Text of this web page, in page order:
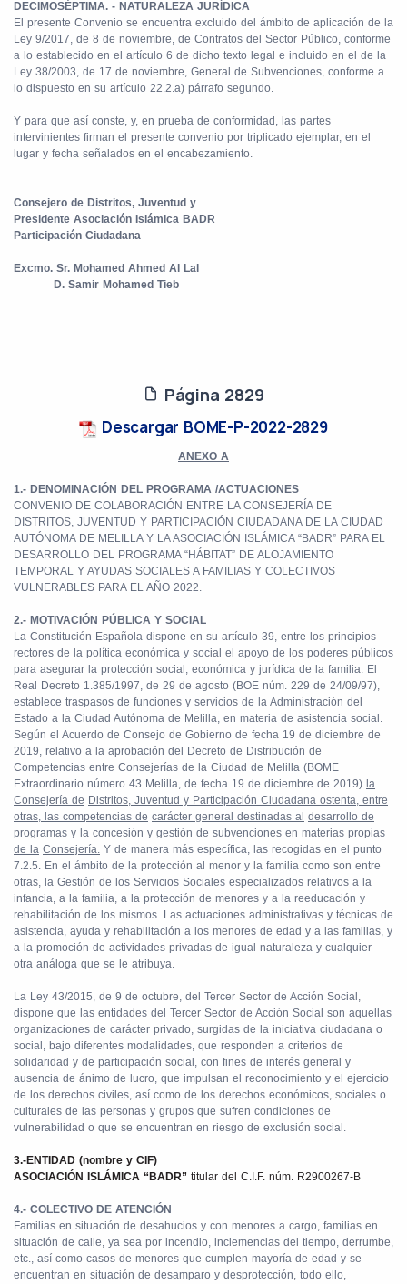
DECIMOSÉPTIMA. - NATURALEZA JURÍDICA
El presente Convenio se encuentra excluido del ámbito de aplicación de la
Ley 9/2017, de 8 de noviembre, de Contratos del Sector Público, conforme
a lo establecido en el artículo 6 de dicho texto legal e incluido en el de la
Ley 38/2003, de 17 de noviembre, General de Subvenciones, conforme a
lo dispuesto en su artículo 22.2.a) párrafo segundo.
Y para que así conste, y, en prueba de conformidad, las partes
intervinientes firman el presente convenio por triplicado ejemplar, en el
lugar y fecha señalados en el encabezamiento.
Consejero de Distritos, Juventud y
Presidente Asociación Islámica BADR
Participación Ciudadana
Excmo. Sr. Mohamed Ahmed Al Lal
D. Samir Mohamed Tieb
Página 2829
Descargar BOME-P-2022-2829
ANEXO A
1.- DENOMINACIÓN DEL PROGRAMA /ACTUACIONES
CONVENIO DE COLABORACIÓN ENTRE LA CONSEJERÍA DE
DISTRITOS, JUVENTUD Y PARTICIPACIÓN CIUDADANA DE LA CIUDAD
AUTÓNOMA DE MELILLA Y LA ASOCIACIÓN ISLÁMICA “BADR” PARA EL
DESARROLLO DEL PROGRAMA “HÁBITAT” DE ALOJAMIENTO
TEMPORAL Y AYUDAS SOCIALES A FAMILIAS Y COLECTIVOS
VULNERABLES PARA EL AÑO 2022.
2.- MOTIVACIÓN PÚBLICA Y SOCIAL
La Constitución Española dispone en su artículo 39, entre los principios
rectores de la política económica y social el apoyo de los poderes públicos
para asegurar la protección social, económica y jurídica de la familia. El
Real Decreto 1.385/1997, de 29 de agosto (BOE núm. 229 de 24/09/97),
establece traspasos de funciones y servicios de la Administración del
Estado a la Ciudad Autónoma de Melilla, en materia de asistencia social.
Según el Acuerdo de Consejo de Gobierno de fecha 19 de diciembre de
2019, relativo a la aprobación del Decreto de Distribución de
Competencias entre Consejerías de la Ciudad de Melilla (BOME
Extraordinario número 43 Melilla, de fecha 19 de diciembre de 2019) la
Consejería de Distritos, Juventud y Participación Ciudadana ostenta, entre
otras, las competencias de carácter general destinadas al desarrollo de
programas y la concesión y gestión de subvenciones en materias propias
de la Consejería. Y de manera más específica, las recogidas en el punto
7.2.5. En el ámbito de la protección al menor y la familia como son entre
otras, la Gestión de los Servicios Sociales especializados relativos a la
infancia, a la familia, a la protección de menores y a la reeducación y
rehabilitación de los mismos. Las actuaciones administrativas y técnicas de
asistencia, ayuda y rehabilitación a los menores de edad y a las familias, y
a la promoción de actividades privadas de igual naturaleza y cualquier
otra análoga que se le atribuya.
La Ley 43/2015, de 9 de octubre, del Tercer Sector de Acción Social,
dispone que las entidades del Tercer Sector de Acción Social son aquellas
organizaciones de carácter privado, surgidas de la iniciativa ciudadana o
social, bajo diferentes modalidades, que responden a criterios de
solidaridad y de participación social, con fines de interés general y
ausencia de ánimo de lucro, que impulsan el reconocimiento y el ejercicio
de los derechos civiles, así como de los derechos económicos, sociales o
culturales de las personas y grupos que sufren condiciones de
vulnerabilidad o que se encuentran en riesgo de exclusión social.
3.-ENTIDAD (nombre y CIF)
ASOCIACIÓN ISLÁMICA “BADR” titular del C.I.F. núm. R2900267-B
4.- COLECTIVO DE ATENCIÓN
Familias en situación de desahucios y con menores a cargo, familias en
situación de calle, ya sea por incendio, inclemencias del tiempo, derrumbe,
etc., así como casos de menores que cumplen mayoría de edad y se
encuentran en situación de desamparo y desprotección, todo ello,